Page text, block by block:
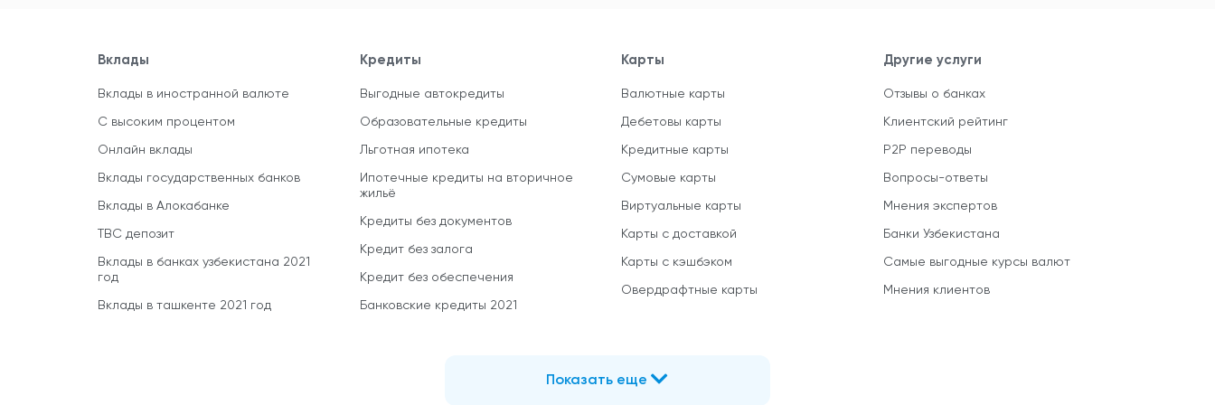
Вклады
Вклады в иностранной валюте
С высоким процентом
Онлайн вклады
Вклады государственных банков
Вклады в Алокабанке
TBC депозит
Вклады в банках узбекистана 2021
год
Вклады в ташкенте 2021 год
Кредиты
Выгодные автокредиты
Образовательные кредиты
Льготная ипотека
Ипотечные кредиты на вторичное
жильё
Кредиты без документов
Кредит без залога
Кредит без обеспечения
Банковские кредиты 2021
Карты
Валютные карты
Дебетовы карты
Кредитные карты
Сумовые карты
Виртуальные карты
Карты с доставкой
Карты с кэшбэком
Овердрафтные карты
Другие услуги
Отзывы о банках
Клиентский рейтинг
P2P переводы
Вопросы-ответы
Мнения экспертов
Банки Узбекистана
Самые выгодные курсы валют
Мнения клиентов
Показать еще